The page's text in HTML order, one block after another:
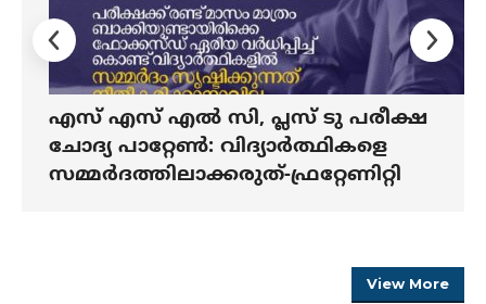
പൗരത്വ പ്രക്ഷോഭ കേസുകൾ
പിൻവലിക്കാൻ പിണറായി സർക്കാർ
സന്നദ്ധമാകണം – ഫ്രറ്റേണിറ്റി മൂവ്മെന്റ്